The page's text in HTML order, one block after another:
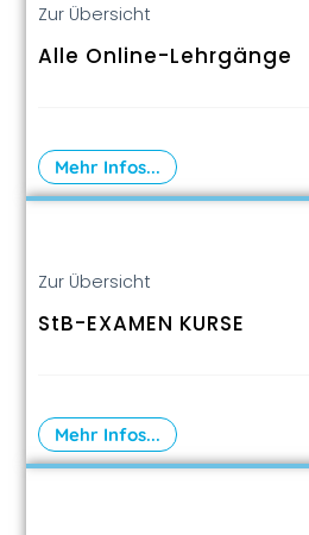
Zur Übersicht
Alle Online-Lehrgänge
Mehr Infos...
Zur Übersicht
StB-EXAMEN KURSE
Mehr Infos...